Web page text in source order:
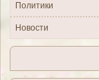
Политики
Новости